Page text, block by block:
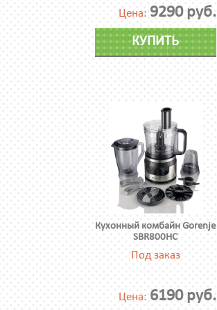
Цена: 9290 руб.
КУПИТЬ
Кухонный комбайн Gorenje
SBR800HC
Под заказ
Цена: 6190 руб.